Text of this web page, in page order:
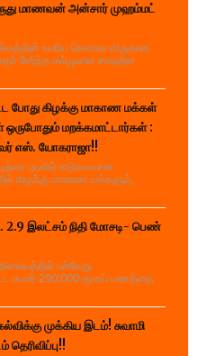
மாணவன் அன்சார் முஹம்மட்
உயரிய கௌரவ விருதான
சேர்ந்த கல்முனை ஸாஹிரா
போது கிழக்கு மாகாண மக்கள்
மறக்கமாட்டார்கள் :
எஸ். யோகராஜா!!
புயலில் கடுமையான
கிழக்கு மாகாண மக்களும்,
2.9 இலட்சம் நிதி மோசடி- பெண்
பல்வேறு
சுமார் 290,000 ரூபாய் பணத்தை
முக்கிய இடம்! சுவாமி